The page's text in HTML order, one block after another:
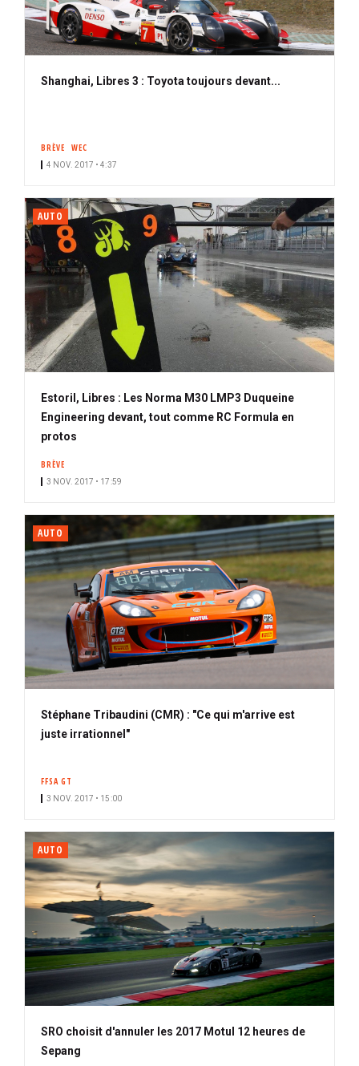
Shanghai, Libres 3 : Toyota toujours devant...
BRÈVE WEC
4 NOV. 2017 • 4:37
AUTO
Estoril, Libres : Les Norma M30 LMP3 Duqueine
Engineering devant, tout comme RC Formula en
protos
BRÈVE
3 NOV. 2017 • 17:59
AUTO
Stéphane Tribaudini (CMR) : "Ce qui m'arrive est
juste irrationnel"
FFSA GT
3 NOV. 2017 • 15:00
AUTO
SRO choisit d'annuler les 2017 Motul 12 heures de
Sepang